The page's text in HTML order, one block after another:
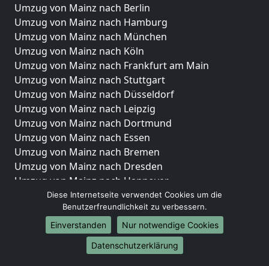
Umzug von Mainz nach Berlin
Umzug von Mainz nach Hamburg
Umzug von Mainz nach München
Umzug von Mainz nach Köln
Umzug von Mainz nach Frankfurt am Main
Umzug von Mainz nach Stuttgart
Umzug von Mainz nach Düsseldorf
Umzug von Mainz nach Leipzig
Umzug von Mainz nach Dortmund
Umzug von Mainz nach Essen
Umzug von Mainz nach Bremen
Umzug von Mainz nach Dresden
Umzug von Mainz nach Hannover
Umzug von Mainz nach Nürnberg
Umzug von Mainz nach Duisburg
Umzug von Mainz nach Bochum
Umzug von Mainz nach Wuppertal
Umzug von Mainz nach Bielefeld
Diese Internetseite verwendet Cookies um die
Benutzerfreundlichkeit zu verbessern.
Einverstanden
Nur notwendige Cookies
Datenschutzerklärung